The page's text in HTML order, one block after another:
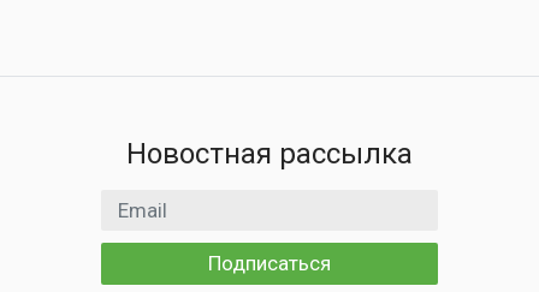
Новостная рассылка
Email адрес
Подписаться